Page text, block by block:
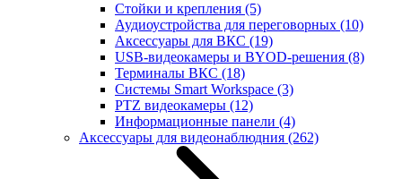
Стойки и крепления (5)
Аудиоустройства для переговорных (10)
Аксессуары для ВКС (19)
USB-видеокамеры и BYOD-решения (8)
Терминалы ВКС (18)
Системы Smart Workspace (3)
PTZ видеокамеры (12)
Информационные панели (4)
Аксессуары для видеонаблюдния (262)